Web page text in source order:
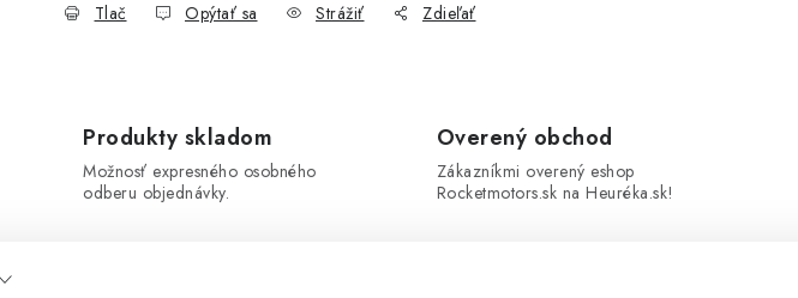
Tlač Opýtať sa Strážiť Zdieľať
Produkty skladom
Možnosť expresného osobného
odberu objednávky.
Overený obchod
Zákazníkmi overený eshop
Rocketmotors.sk na Heuréka.sk!